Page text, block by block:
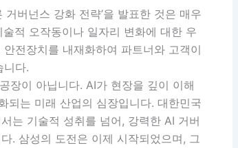
버넌스 강화 전략’을 발표한 것은 매우
적 오작동이나 일자리 변화에 대한 우
전장치를 내재화하여 파트너와 고객이
니다.
장이 아닙니다. AI가 현장을 깊이 이해
되는 미래 산업의 심장입니다. 대한민국
는 기술적 성취를 넘어, 강력한 AI 거버
. 삼성의 도전은 이제 시작되었으며, 그